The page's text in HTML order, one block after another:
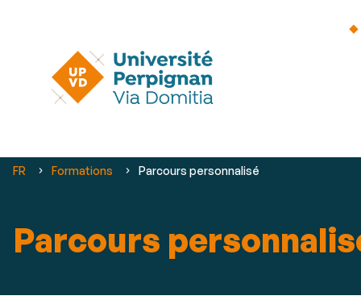
Vous
FR Formations Parcours personnalisé
Parcours